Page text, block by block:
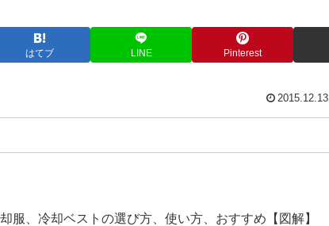
はてブ LINE Pinterest
2015.12.13
、冷却ベストの選び方、使い方、おすすめ【図解】